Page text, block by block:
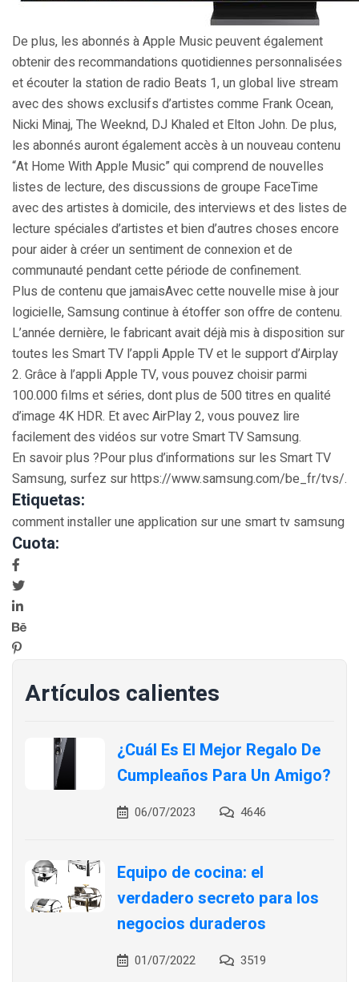
Artículos calientes
¿Cuál Es El Mejor Regalo De
Cumpleaños Para Un Amigo?
06/07/2023 4646
Equipo de cocina: el
verdadero secreto para los
negocios duraderos
01/07/2022 3519
De plus, les abonnés à Apple Music peuvent également
obtenir des recommandations quotidiennes personnalisées
et écouter la station de radio Beats 1, un global live stream
avec des shows exclusifs d’artistes comme Frank Ocean,
Nicki Minaj, The Weeknd, DJ Khaled et Elton John. De plus,
les abonnés auront également accès à un nouveau contenu
“At Home With Apple Music” qui comprend de nouvelles
listes de lecture, des discussions de groupe FaceTime
avec des artistes à domicile, des interviews et des listes de
lecture spéciales d’artistes et bien d’autres choses encore
pour aider à créer un sentiment de connexion et de
communauté pendant cette période de confinement.
Plus de contenu que jamaisAvec cette nouvelle mise à jour
logicielle, Samsung continue à étoffer son offre de contenu.
L’année dernière, le fabricant avait déjà mis à disposition sur
toutes les Smart TV l’appli Apple TV et le support d’Airplay
2. Grâce à l’appli Apple TV, vous pouvez choisir parmi
100.000 films et séries, dont plus de 500 titres en qualité
d’image 4K HDR. Et avec AirPlay 2, vous pouvez lire
facilement des vidéos sur votre Smart TV Samsung.
En savoir plus ?Pour plus d’informations sur les Smart TV
Samsung, surfez sur https://www.samsung.com/be_fr/tvs/.
Etiquetas:
comment installer une application sur une smart tv samsung
Cuota: